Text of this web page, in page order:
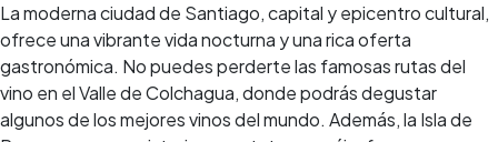
La moderna ciudad de Santiago, capital y epicentro cultural,
ofrece una vibrante vida nocturna y una rica oferta
gastronómica. No puedes perderte las famosas rutas del
vino en el Valle de Colchagua, donde podrás degustar
algunos de los mejores vinos del mundo. Además, la Isla de